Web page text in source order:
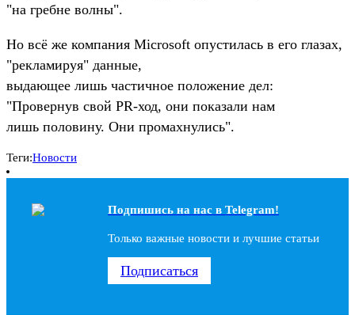
"на гребне волны".
Но всё же компания Microsoft опустилась в его глазах,
"рекламируя" данные,
выдающее лишь частичное положение дел:
"Провернув свой PR-ход, они показали нам
лишь половину. Они промахнулись".
Теги:Новости
Подпишись на наc в Telegram!
Только важные новости и лучшие статьи
Подписаться